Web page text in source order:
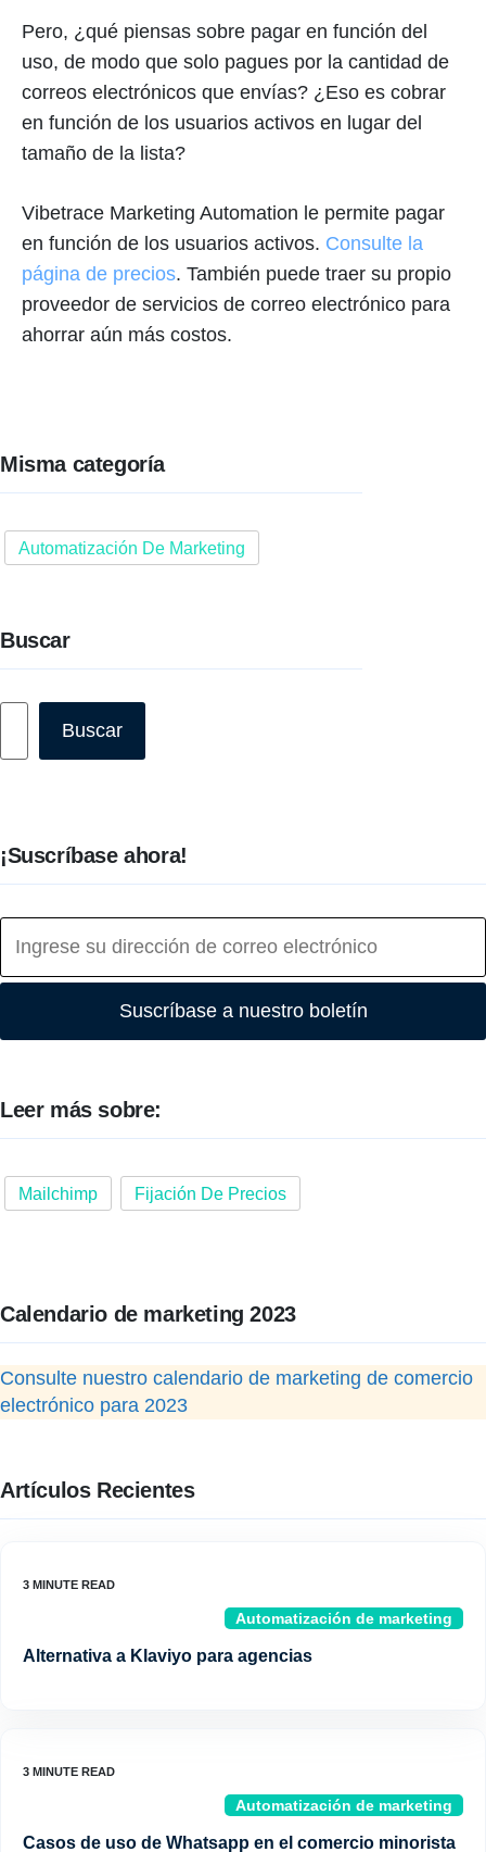
Pero, ¿qué piensas sobre pagar en función del
uso, de modo que solo pagues por la cantidad de
correos electrónicos que envías? ¿Eso es cobrar
en función de los usuarios activos en lugar del
tamaño de la lista?
Vibetrace Marketing Automation le permite pagar
en función de los usuarios activos. Consulte la
página de precios. También puede traer su propio
proveedor de servicios de correo electrónico para
ahorrar aún más costos.
Misma categoría
Automatización De Marketing
Buscar
Buscar
¡Suscríbase ahora!
Suscríbase a nuestro boletín
Leer más sobre:
Mailchimp Fijación De Precios
Calendario de marketing 2023
Consulte nuestro calendario de marketing de comercio
electrónico para 2023
Artículos Recientes
Automatización de marketing
Alternativa a Klaviyo para agencias
Automatización de marketing
Casos de uso de Whatsapp en el comercio minorista